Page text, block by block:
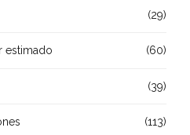
(29)
estimado (60)
(39)
(113)